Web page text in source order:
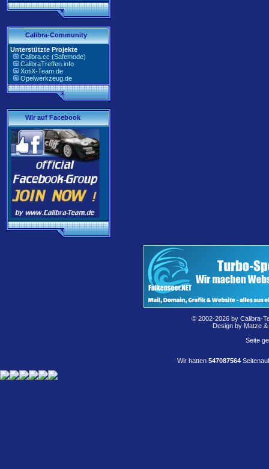
Calibra-Community
Unterstützte Projekte
Calibra.cc (Safemode)
CalibraTreffen.info
XotiX-Team.de
Opelwerkzeug.de
Wir auf Facebook
© 2002-2026 by Calibra-
Design by Matze
Seite
Wir hatten 547087564